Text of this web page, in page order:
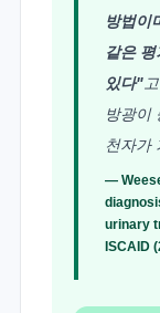
방법이
같은
있다"
방광이
천자가
—
urinary
ISCAID